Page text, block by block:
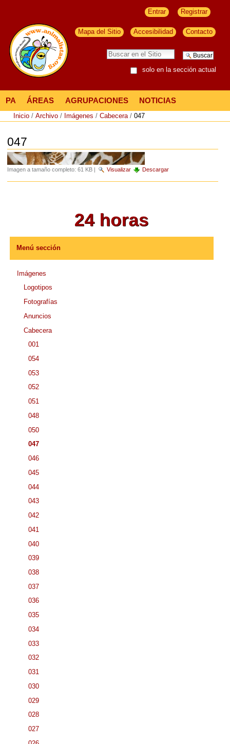
Entrar Registrar
Mapa del Sitio Accesibilidad Contacto
solo en la sección actual
PA ÁREAS AGRUPACIONES NOTICIAS
Inicio / Archivo / Imágenes / Cabecera / 047
047
Imagen a tamaño completo: 61 KB | Visualizar Descargar
Menú sección
Imágenes
Logotipos
Fotografías
Anuncios
Cabecera
001
054
053
052
051
048
050
047
046
045
044
043
042
041
040
039
038
037
036
035
034
033
032
031
030
029
028
027